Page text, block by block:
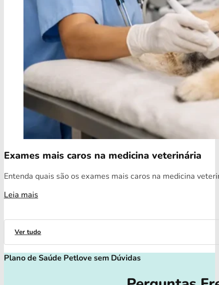
Exames mais caros na medicina veterinária
Entenda quais são os exames mais caros na medicina
Leia mais
Ver tudo
Plano de Saúde Petlove sem Dúvidas